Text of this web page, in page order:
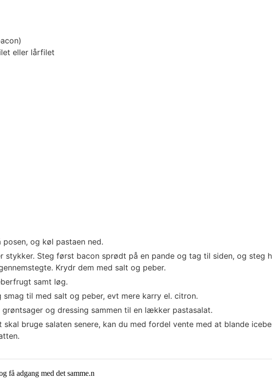
eller lårfilet
og køl pastaen ned.
stykker. Steg først bacon sprødt på en pande og tag til siden, og steg
Krydr dem med salt og peber.
samt løg.
smag til med salt og peber, evt mere karry el. citron.
og dressing sammen til en lækker pastasalat.
bruge salaten senere, kan du med fordel vente med at blande
få adgang med det samme.n